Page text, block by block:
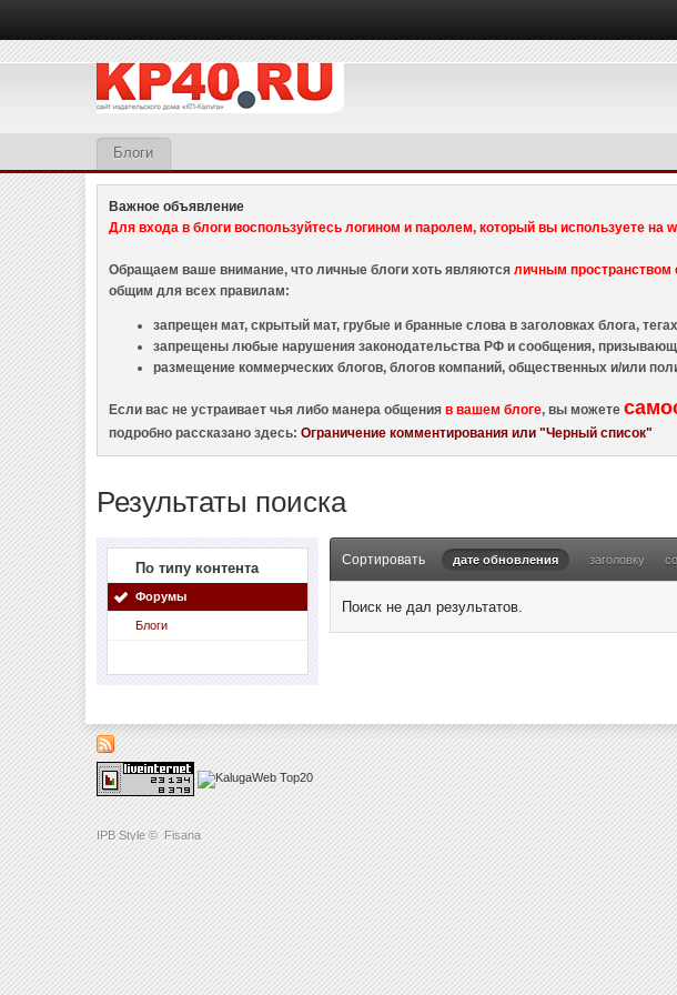
IPB Style © Fisana
Блоги
Важное объявление
Для входа в блоги воспользуйтесь логином и паролем, который вы используете на
Обращаем ваше внимание, что личные блоги хоть являютсяличным пространством
общим для всех правилам:
запрещен мат, скрытый мат, грубые и бранные слова в заголовках блога,
запрещены любые нарушения законодательства РФ и сообщения,
размещение коммерческих блогов, блогов компаний, общественных и/или
Если вас не устраивает чья либо манера общенияв вашем блоге, вы можете
подробно рассказано здесь:Ограничение комментирования или "Черный список"
Результаты поиска
По типу контента
Форумы
Блоги
Сортировать дате обновления заголовку
Поиск не дал результатов.